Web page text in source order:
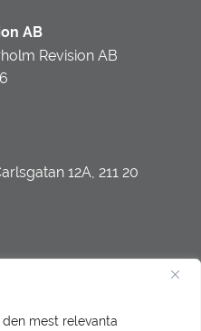
mest relevanta
AB
Revision AB
12A, 211 20